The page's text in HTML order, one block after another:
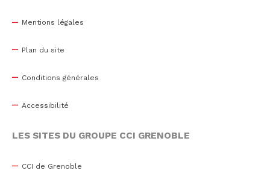
Mentions légales
Plan du site
Conditions générales
Accessibilité
LES SITES DU GROUPE CCI GRENOBLE
CCI de Grenoble